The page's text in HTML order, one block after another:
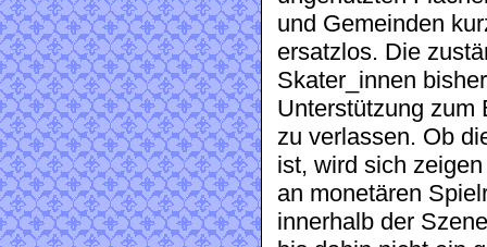
und Gemeinden
ersatzlos. Die
Skater_innen
Unterstützung zum
zu verlassen. Ob
ist, wird sich
an monetären
innerhalb der